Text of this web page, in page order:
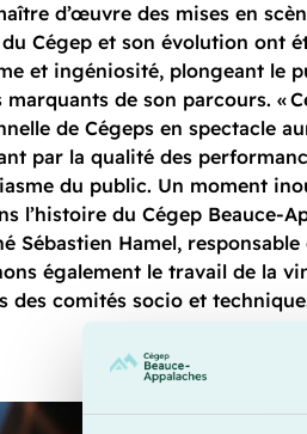
d’œuvre des mises en
Cégep et son évolution ont
et ingéniosité, plongeant le
marquants de son parcours. «
de Cégeps en spectacle
par la qualité des
du public. Un moment
l’histoire du Cégep Beauce-
Sébastien Hamel,
également le travail de la
des comités socio et